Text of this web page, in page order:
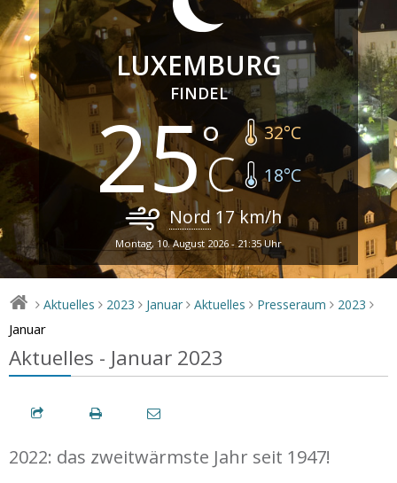
LUXEMBURG
FINDEL
25 32°C
18°C
Nord 17km/h
Montag, 10. August 2026 - 21:35 Uhr
> Aktuelles > 2023 > Januar > Aktuelles > Presseraum > 2023 >
Januar
Aktuelles - Januar 2023
2022: das zweitwärmste Jahr seit 1947!